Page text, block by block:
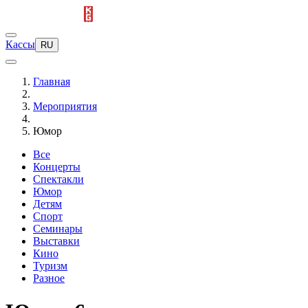
Кассы RU
Главная
Мероприятия
Юмор
Все
Концерты
Спектакли
Юмор
Детям
Спорт
Семинары
Выставки
Кино
Туризм
Разное